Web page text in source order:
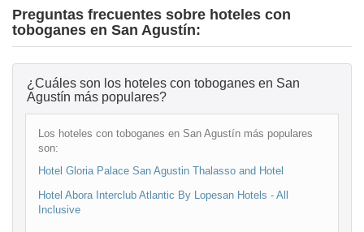
Preguntas frecuentes sobre hoteles con
toboganes en San Agustín:
¿Cuáles son los hoteles con toboganes en San
Agustín más populares?
Los hoteles con toboganes en San Agustín más populares
son:
Hotel Gloria Palace San Agustin Thalasso and Hotel
Hotel Abora Interclub Atlantic By Lopesan Hotels - All
Inclusive